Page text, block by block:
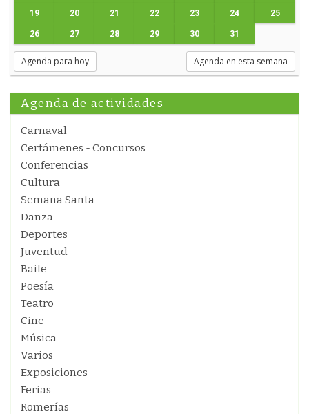
19 20 21 22 23 24 25
26 27 28 29 30 31
Agenda para hoy Agenda en esta semana
Agenda de actividades
Carnaval
Certámenes - Concursos
Conferencias
Cultura
Semana Santa
Danza
Deportes
Juventud
Baile
Poesía
Teatro
Cine
Música
Varios
Exposiciones
Ferias
Romerías